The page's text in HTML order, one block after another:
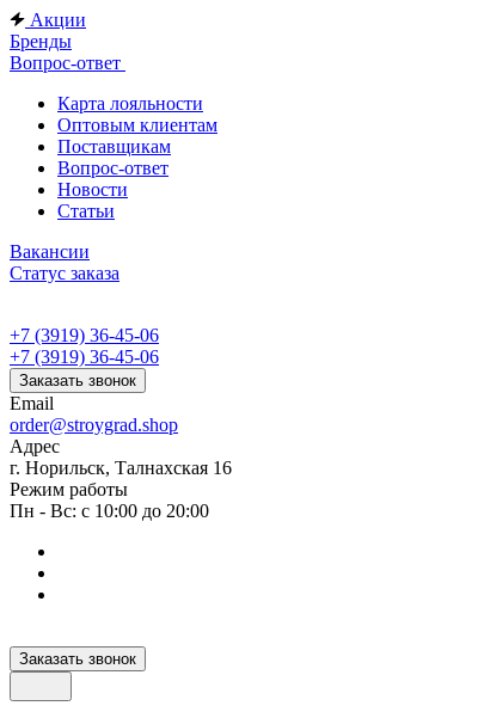
Акции
Бренды
Вопрос-ответ
Карта лояльности
Оптовым клиентам
Поставщикам
Вопрос-ответ
Новости
Статьи
Вакансии
Статус заказа
+7 (3919) 36-45-06
+7 (3919) 36-45-06
Заказать звонок
Email
order@stroygrad.shop
Адрес
г. Норильск, Талнахская 16
Режим работы
Пн - Вс: с 10:00 до 20:00
Заказать звонок